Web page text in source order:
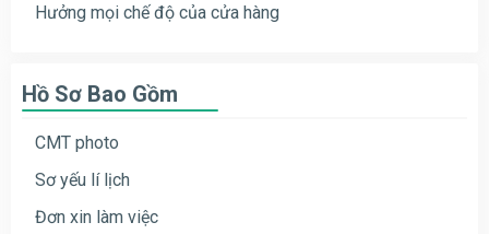
Hưởng mọi chế độ của cửa hàng
Hồ Sơ Bao Gồm
CMT photo
Sơ yếu lí lịch
Đơn xin làm việc